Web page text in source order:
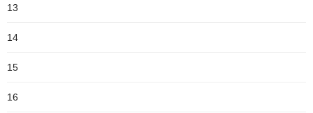
13
14
15
16